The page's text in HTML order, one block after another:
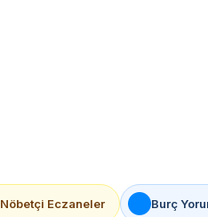
Nöbetçi Eczaneler Burç